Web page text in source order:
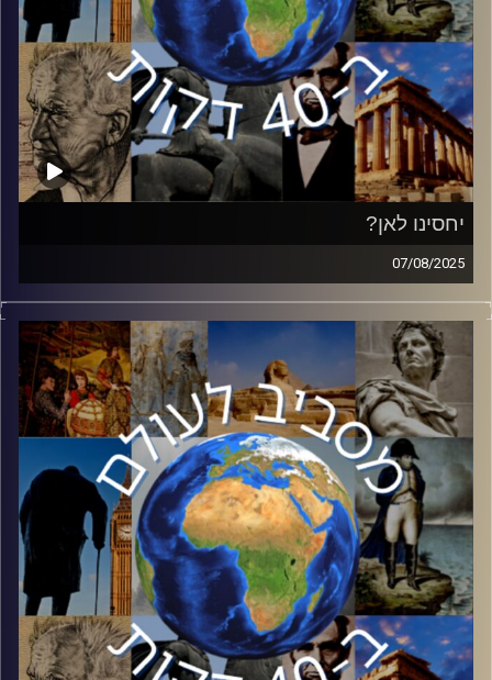
יחסינו לאן?
07/08/2025
בשבועות האחרונים המתיחות בין ישראל לבין הקהילה
הבינלאומית עולה שלב בעקבות המלחמה בעזה. מרכז האש
הוא כמובן האיחוד האירופה ומדינות אירופה השונות. רמי
דניאל, רכז תכנית אירופה במכון למחקרי ביטחון לאומי ה inss
באוניברסיטת תל אביב הגיע לעשות סדר באיחוד האירופי,
פלגיו השונים ויחסו לישראל.
קרדיט תמונות: יוסי מצרי